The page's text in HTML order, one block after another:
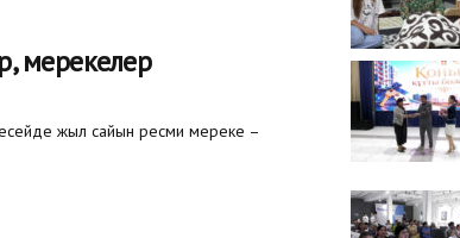
мерекелер
жыл сайын ресми мереке –